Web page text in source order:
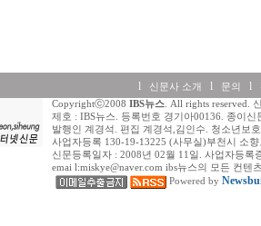
l 신문사 소개 l 문의 l
Copyrightⓒ2008 IBS뉴스. All rights reserved.
제호 : IBS뉴스. 등록번호 경기아00136. 종이신
발행인 계경석. 편집 계경석,김인수. 청소년보
사업자등록 130-19-13225 (사무실)부천시 소
신문등록일자 : 2008년 02월 11일. 사업자등록
emai l:miskye@naver.com ibs뉴스의 모든 컨
Powered by